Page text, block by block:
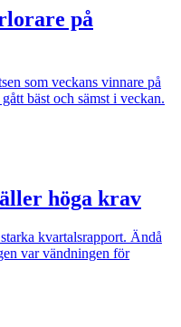
på
som veckans vinnare på
bäst och sämst i veckan.
höga krav
kvartalsrapport. Ändå
var vändningen för